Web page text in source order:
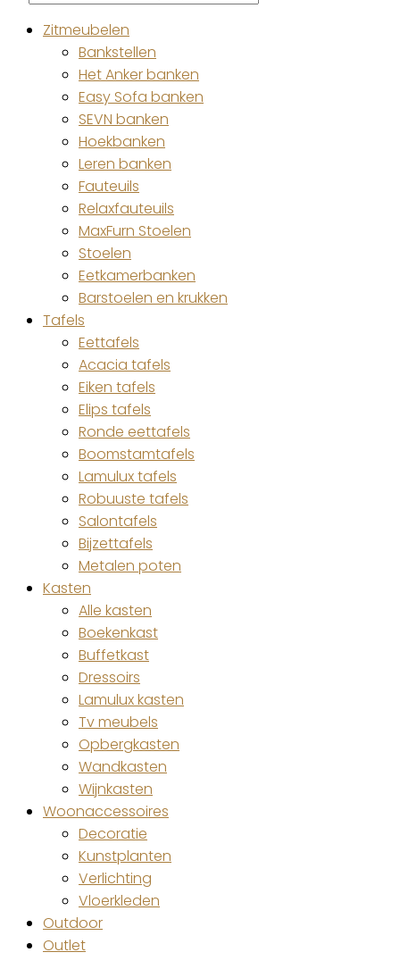
zoeken
Zitmeubelen
Bankstellen
Het Anker banken
Easy Sofa banken
SEVN banken
Hoekbanken
Leren banken
Fauteuils
Relaxfauteuils
MaxFurn Stoelen
Stoelen
Eetkamerbanken
Barstoelen en krukken
Tafels
Eettafels
Acacia tafels
Eiken tafels
Elips tafels
Ronde eettafels
Boomstamtafels
Lamulux tafels
Robuuste tafels
Salontafels
Bijzettafels
Metalen poten
Kasten
Alle kasten
Boekenkast
Buffetkast
Dressoirs
Lamulux kasten
Tv meubels
Opbergkasten
Wandkasten
Wijnkasten
Woonaccessoires
Decoratie
Kunstplanten
Verlichting
Vloerkleden
Outdoor
Outlet